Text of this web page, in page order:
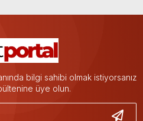
bilgi sahibi olmak istiyorsanız
üye olun.